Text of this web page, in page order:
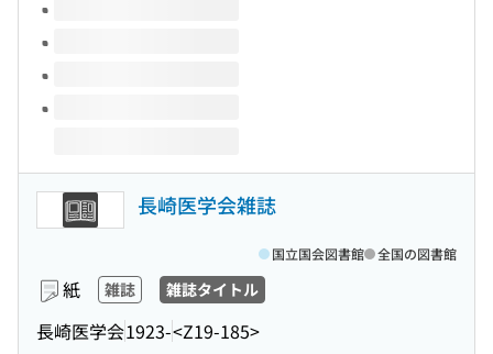
長崎医学会雑誌
紙 雑誌 雑誌タイトル
長崎医学会1923-<Z19-185>
国立国会図書館 全国の図書館